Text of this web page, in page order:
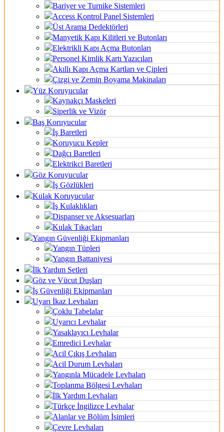
Bariyer ve Turnike Sistemleri
Access Kontrol Panel Sistemleri
Üst Arama Dedektörleri
Manyetik Kapı Kilitleri ve Butonları
Elektrikli Kapı Açma Butonları
Personel Kimlik Kartı Yazıcıları
Akıllı Kapı Açma Kartları ve Çipleri
Çizgi ve Zemin Boyama Makinaları
Yüz Koruyucular
Kaynakçı Maskeleri
Siperlik ve Vizör
Baş Koruyucular
İş Baretleri
Koruyucu Kepler
Dağcı Baretleri
Elektrikci Baretleri
Göz Koruyucular
İş Gözlükleri
Kulak Koruyucular
İş Kulaklıkları
Dispanser ve Aksesuarları
Kulak Tıkaçları
Yangın Güvenliği Ekipmanları
Yangın Tüpleri
Yangın Battaniyesi
İlk Yardım Setleri
Göz ve Vücut Duşları
İş Güvenliği Ekipmanları
Uyarı İkaz Levhaları
Çoklu Tabelalar
Uyarıcı Levhalar
Yasaklayıcı Levhalar
Emredici Levhalar
Acil Çıkış Levhaları
Acil Durum Levhaları
Yangınla Mücadele Levhaları
Toplanma Bölgesi Levhaları
İlk Yardım Levhaları
Türkçe İngilizce Levhalar
Alanlar ve Bölüm İsimleri
Çevre Levhaları